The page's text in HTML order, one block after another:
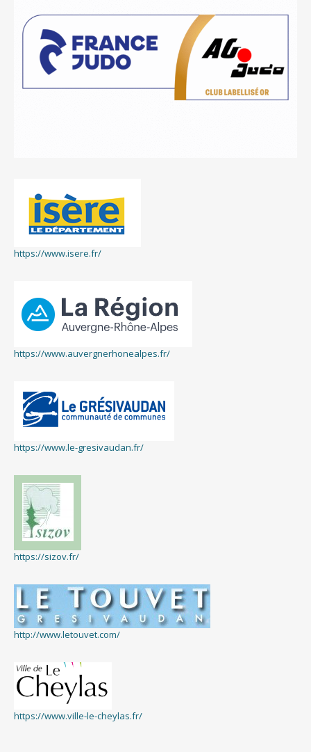
https://www.isere.fr/
https://www.auvergnerhonealpes.fr/
https://www.le-gresivaudan.fr/
https://sizov.fr/
http://www.letouvet.com/
https://www.ville-le-cheylas.fr/